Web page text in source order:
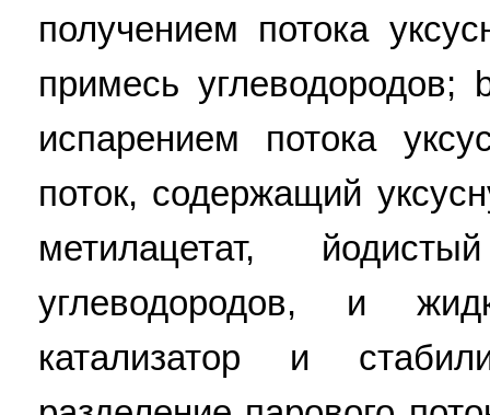
получением потока
примесь углеводородов;
испарением потока
поток, содержащий
метилацетат,
углеводородов, и
катализатор и